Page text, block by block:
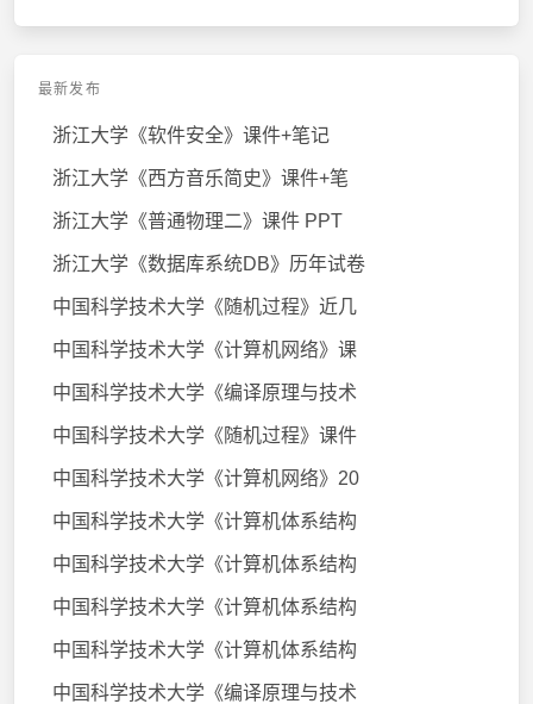
最新发布
浙江大学《软件安全》课件+笔记
浙江大学《西方音乐简史》课件+笔
浙江大学《普通物理二》课件 PPT
浙江大学《数据库系统DB》历年试卷
中国科学技术大学《随机过程》近几
中国科学技术大学《计算机网络》课
中国科学技术大学《编译原理与技术
中国科学技术大学《随机过程》课件
中国科学技术大学《计算机网络》20
中国科学技术大学《计算机体系结构
中国科学技术大学《计算机体系结构
中国科学技术大学《计算机体系结构
中国科学技术大学《计算机体系结构
中国科学技术大学《编译原理与技术